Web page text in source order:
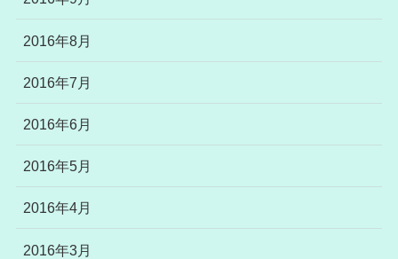
2016年8月
2016年7月
2016年6月
2016年5月
2016年4月
2016年3月